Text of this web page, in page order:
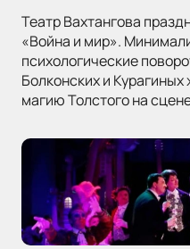
Театр Вахтангова
«Война и мир».
психологические
Болконских и
магию Толстого на